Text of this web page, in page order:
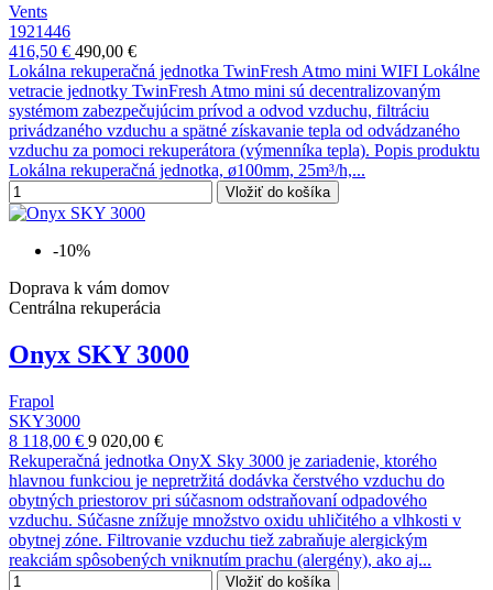
Vents
1921446
416,50 € 490,00 €
Lokálna rekuperačná jednotka TwinFresh Atmo mini WIFI Lokálne
vetracie jednotky TwinFresh Atmo mini sú decentralizovaným
systémom zabezpečujúcim prívod a odvod vzduchu, filtráciu
privádzaného vzduchu a spätné získavanie tepla od odvádzaného
vzduchu za pomoci rekuperátora (výmenníka tepla). Popis produktu
Lokálna rekuperačná jednotka, ø100mm, 25m³/h,...
Vložiť do košíka
-10%
Doprava k vám domov
Centrálna rekuperácia
Onyx SKY 3000
Frapol
SKY3000
8 118,00 € 9 020,00 €
Rekuperačná jednotka OnyX Sky 3000 je zariadenie, ktorého
hlavnou funkciou je nepretržitá dodávka čerstvého vzduchu do
obytných priestorov pri súčasnom odstraňovaní odpadového
vzduchu. Súčasne znížuje množstvo oxidu uhličitého a vlhkosti v
obytnej zóne. Filtrovanie vzduchu tiež zabraňuje alergickým
reakciám spôsobených vniknutím prachu (alergény), ako aj...
Vložiť do košíka